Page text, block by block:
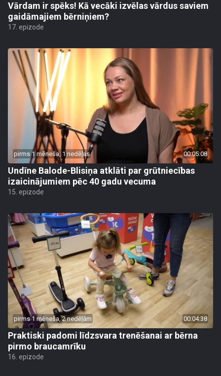
Vārdam ir spēks! Kā vecāki izvēlas vārdus saviem
gaidāmajiem bērniņiem?
17. epizode
pirms 1 mēneša, 1 nedēļas 00:05:08
Undīne Balode-Blisiņa atklāti par grūtniecības
izaicinājumiem pēc 40 gadu vecuma
15. epizode
pirms 1 mēneša, 2 nedēļām 00:04:38
Praktiski padomi līdzsvara trenēšanai ar bērna
pirmo braucamrīku
16. epizode